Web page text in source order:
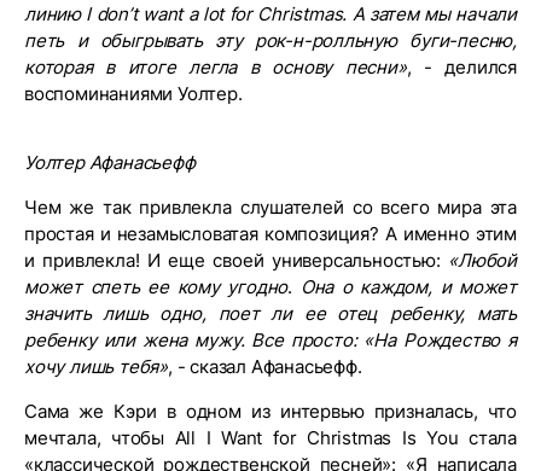
линию I don’t want a lot for Christmas. А затем мы начали
петь и обыгрывать эту рок-н-ролльную буги-песню,
которая в итоге легла в основу песни», - делился
воспоминаниями Уолтер.
Уолтер Афанасьефф
Чем же так привлекла слушателей со всего мира эта
простая и незамысловатая композиция? А именно этим
и привлекла! И еще своей универсальностью: «Любой
может спеть ее кому угодно. Она о каждом, и может
значить лишь одно, поет ли ее отец ребенку, мать
ребенку или жена мужу. Все просто: «На Рождество я
хочу лишь тебя», - сказал Афанасьефф.
Сама же Кэри в одном из интервью призналась, что
мечтала, чтобы All I Want for Christmas Is You стала
«классической рождественской песней»: «Я написала